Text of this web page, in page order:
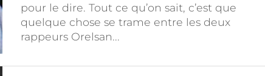
pour le dire. Tout ce qu’on sait, c’est que
quelque chose se trame entre les deux
rappeurs Orelsan...